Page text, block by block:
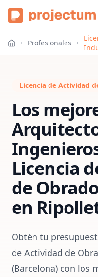
Profesionales
Licencia de Actividad
Los
Licencia
de
en
Obtén tu
de Actividad de
(Barcelona) con los